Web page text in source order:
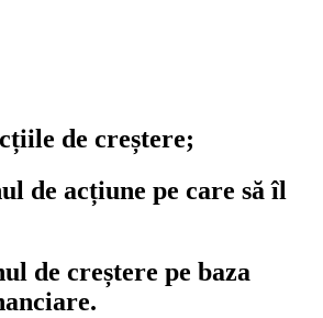
de creștere;
de acțiune pe care să îl
de creștere pe baza